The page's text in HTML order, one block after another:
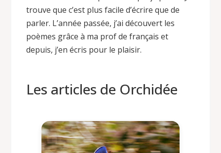
trouve que c’est plus facile d’écrire que de
parler. L’année passée, j’ai découvert les
poèmes grâce à ma prof de français et
depuis, j’en écris pour le plaisir.
Les articles de Orchidée